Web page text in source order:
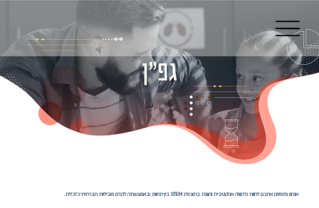
אנחנו מזמינים אתכם לחוות פדגוגיה אפקטיבית והוגנת בתוכנית STEM בין־תחומי, ובאמצעותה לקדם מוביליות חברתית־כלכלית.